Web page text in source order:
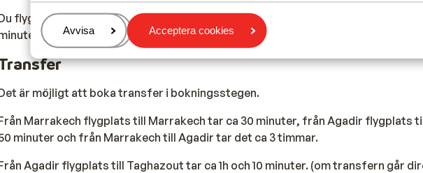
Hantera
Avvisa Acceptera cookies
flyger till Agadir eller Marrakech, beroende på vad du väljer. Flygresan tar ca 4
är möjligt att boka transfer i bokningsstegen.
Marrakech flygplats till Marrakech tar ca 30 minuter, från Agadir flygplats
minuter och från Marrakech till Agadir tar det ca 3 timmar.
Agadir flygplats till Taghazout tar ca 1h och 10 minuter. (om transfern går